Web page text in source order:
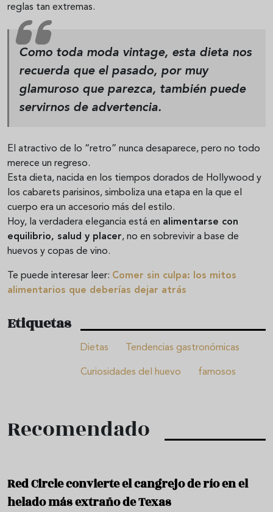
reglas tan extremas.
Como toda moda vintage, esta dieta nos
recuerda que el pasado, por muy
glamuroso que parezca, también puede
servirnos de advertencia.
El atractivo de lo “retro” nunca desaparece, pero no todo
merece un regreso.
Esta dieta, nacida en los tiempos dorados de Hollywood y
los cabarets parisinos, simboliza una etapa en la que el
cuerpo era un accesorio más del estilo.
Hoy, la verdadera elegancia está en alimentarse con
equilibrio, salud y placer, no en sobrevivir a base de
huevos y copas de vino.
Te puede interesar leer: Comer sin culpa: los mitos
alimentarios que deberías dejar atrás
Etiquetas
Dietas Tendencias gastronómicas
Curiosidades del huevo famosos
Recomendado
Red Circle convierte el cangrejo de río en el
helado más extraño de Texas